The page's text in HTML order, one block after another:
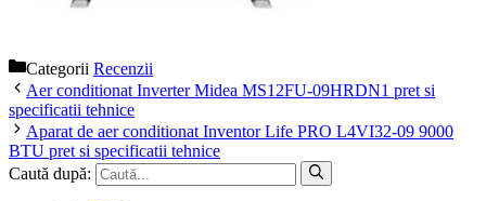
Categorii Recenzii
Aer conditionat Inverter Midea MS12FU-09HRDN1 pret si
specificatii tehnice
Aparat de aer conditionat Inventor Life PRO L4VI32-09 9000
BTU pret si specificatii tehnice
Caută după: